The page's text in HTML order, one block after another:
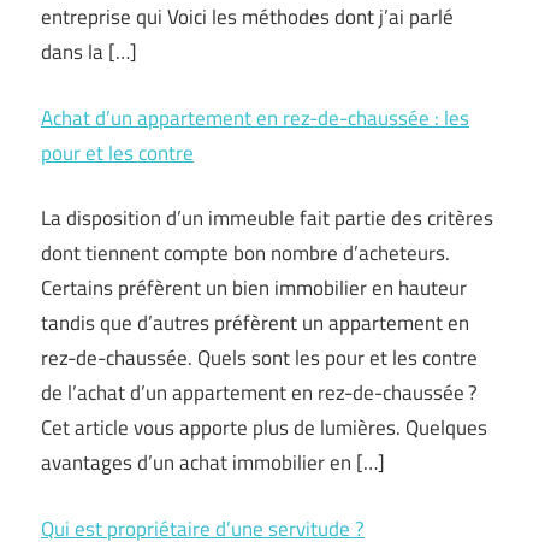
entreprise qui Voici les méthodes dont j’ai parlé
dans la […]
Achat d’un appartement en rez-de-chaussée : les
pour et les contre
La disposition d’un immeuble fait partie des critères
dont tiennent compte bon nombre d’acheteurs.
Certains préfèrent un bien immobilier en hauteur
tandis que d’autres préfèrent un appartement en
rez-de-chaussée. Quels sont les pour et les contre
de l’achat d’un appartement en rez-de-chaussée ?
Cet article vous apporte plus de lumières. Quelques
avantages d’un achat immobilier en […]
Qui est propriétaire d’une servitude ?